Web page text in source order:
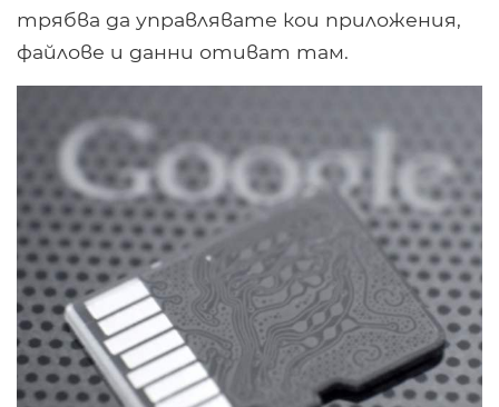
трябва да управлявате кои приложения,
файлове и данни отиват там.